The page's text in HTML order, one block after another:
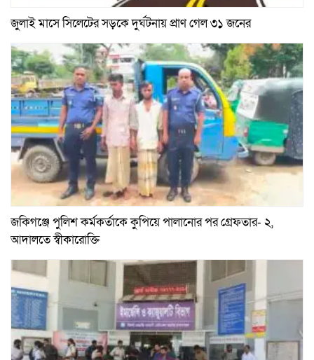
জুলাই মাসে সিলেটের সড়কে দুর্ঘটনায় প্রাণ গেল ৩১ জনের
জকিগঞ্জে পুলিশ কর্মকর্তাকে কুপিয়ে পালানোর পর গ্রেফতার- ২,
আদালতে স্বীকারোক্তি